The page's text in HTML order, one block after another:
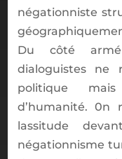
négationniste
Du côté
dialoguistes ne
politique
d’humanité. 0n
lassitude
négationnisme